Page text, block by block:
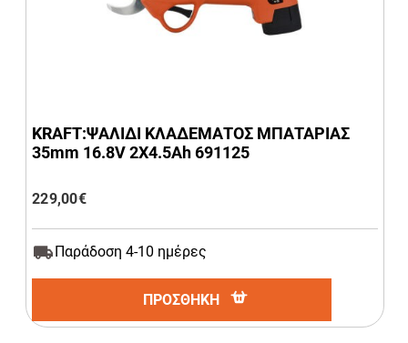
KRAFT:ΨΑΛΙΔΙ ΚΛΑΔΕΜΑΤΟΣ ΜΠΑΤΑΡΙΑΣ
35mm 16.8V 2X4.5Ah 691125
229,00€
Παράδοση 4-10 ημέρες
ΠΡΟΣΘΗΚΗ